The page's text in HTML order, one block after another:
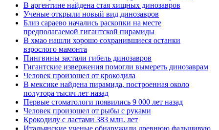
В аргентине найдена стая хищных динозавров
Ученые открыли новый вид динозавров
Близ сараево начались раскопки на месте
предполагаемой гигантской пирамиды
В хмао нашли хорошо сохранившиеся останки
взрослого мамонта
Пингвины застали гибель динозавров
Гигантские извержения помогли вымереть динозаврам
Человек произошел от крокодила
В мексике найдена пирамида, построенная около
полутора тысяч лет назад
Первые стоматологи появились 9 000 лет назад
Человек произошел от рыбы с руками
Крокодилу с ластами 383 млн. лет
Итальянские ученые обнаружили древнюю фальшивую